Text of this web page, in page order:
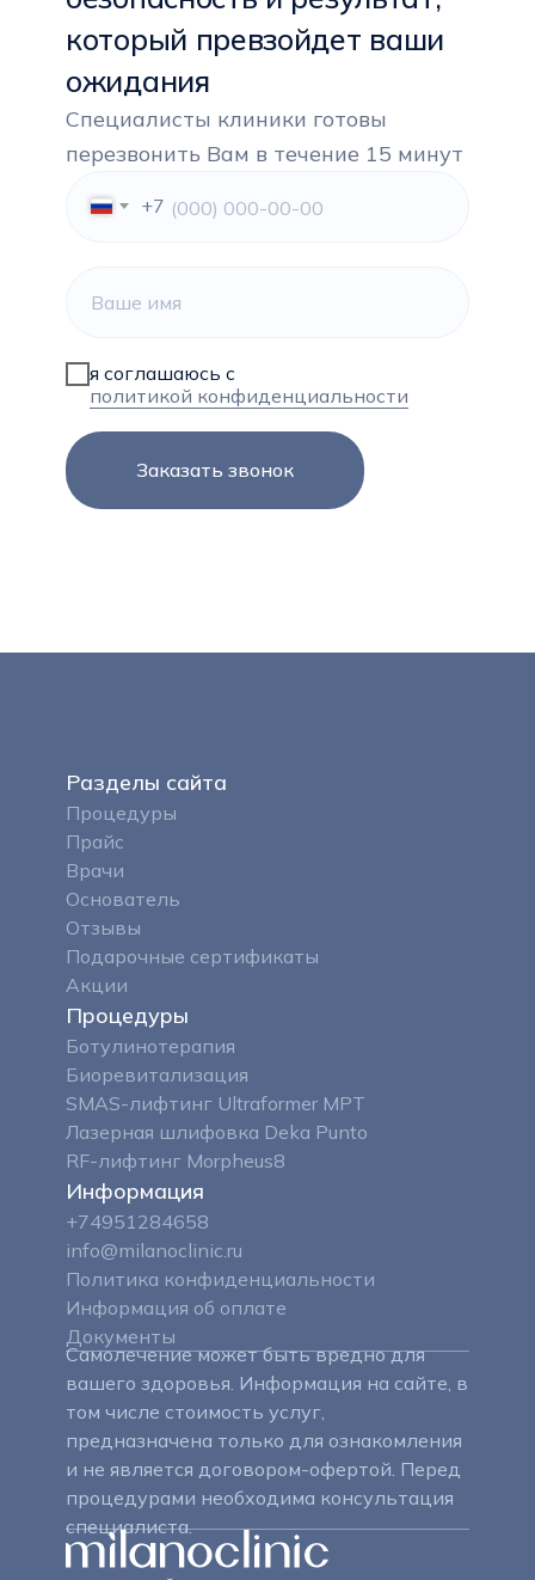
который превзойдет ваши
ожидания
Специалисты клиники готовы
перезвонить Вам в течение 15 минут
+7
я соглашаюсь с
политикой конфиденциальности
Заказать звонок
Разделы сайта
Процедуры
Прайс
Врачи
Основатель
Отзывы
Подарочные сертификаты
Акции
Процедуры
Ботулинотерапия
Биоревитализация
SMAS-лифтинг Ultraformer MPT
Лазерная шлифовка Deka Punto
RF-лифтинг Morpheus8
Информация
+74951284658
info@milanoclinic .ru
Политика конфиденциальности
Информация об оплате
Документы
Самолечение может быть вредно для
вашего здоровья. Информация на сайте, в
том числе стоимость услуг,
предназначена только для ознакомления
и не является договором-офертой. Перед
процедурами необходима консультация
специалиста.